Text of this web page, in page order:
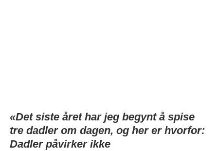
«Det siste året har jeg begynt å spise
tre dadler om dagen, og her er hvorfor:
Dadler påvirker ikke